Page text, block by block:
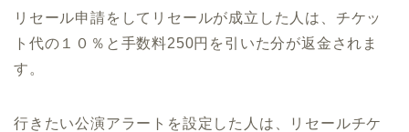
リセール申請をしてリセールが成立した人は、チケッ
ト代の１０％と手数料250円を引いた分が返金されま
す。
行きたい公演アラートを設定した人は、リセールチケ